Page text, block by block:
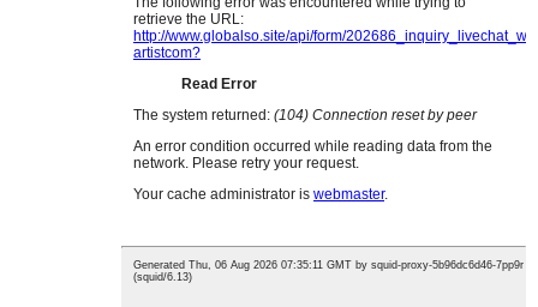
Ukrainian
Urdu
Xhosa
Yiddish
Kinyarwanda
Oriya
Turkmen